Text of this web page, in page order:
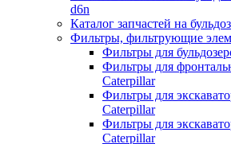
d6n
Каталог запчастей на
Фильтры, фильтрующие
Фильтры для
Фильтры для
Caterpillar
Фильтры для
Caterpillar
Фильтры для
Caterpillar